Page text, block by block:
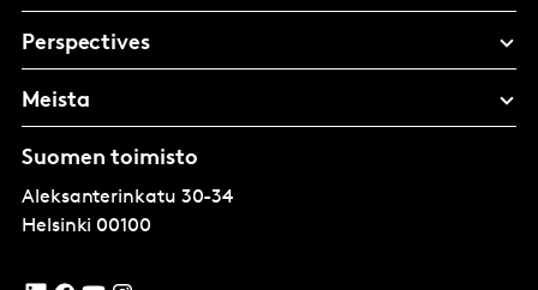
Perspectives
Meista
Suomen toimisto
Aleksanterinkatu 30-34
Helsinki 00100